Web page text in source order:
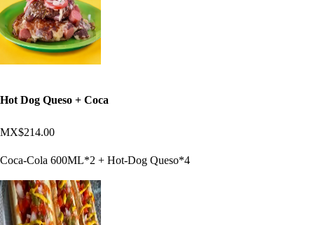
Hot Dog Queso + Coca
MX$214.00
Coca-Cola 600ML*2 + Hot-Dog Queso*4